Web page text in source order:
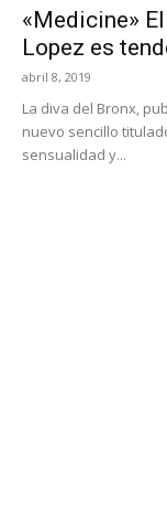
«Medicine»
Lopez es
abril 8, 2019
La diva del Bronx,
nuevo sencillo
sensualidad y...